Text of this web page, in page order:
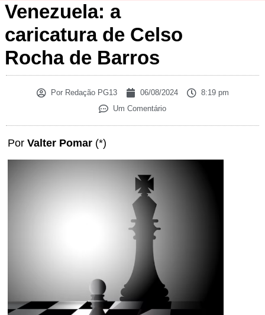
Venezuela: a
caricatura de Celso
Rocha de Barros
PorRedação PG13 06/08/2024
8:19 pm
Um Comentário
Por Valter Pomar (*)